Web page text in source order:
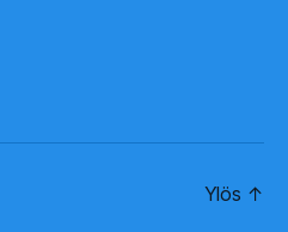
Ylös ↑